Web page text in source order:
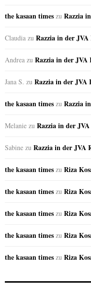
the kasaan times zu Razzia
Claudia zu Razzia in der JVA
Andrea zu Razzia in der JVA
Jana S. zu Razzia in der JVA
the kasaan times zu Razzia
Melanie zu Razzia in der
Sabine zu Razzia in der JVA
the kasaan times zu Riza
the kasaan times zu Riza
the kasaan times zu Riza
the kasaan times zu Riza
the kasaan times zu Riza